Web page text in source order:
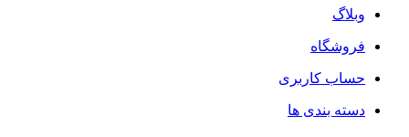
وبلاگ
فروشگاه
حساب کاربری
دسته بندی ها